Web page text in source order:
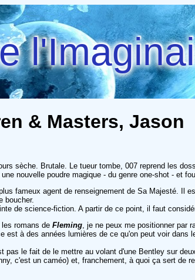
& Masters, Jason
sèche. Brutale. Le tueur tombe, 007 reprend les
nouvelle poudre magique - du genre one-shot - et
fameux agent de renseignement de Sa Majesté. Il
boucher.
de science-fiction. A partir de ce point, il faut
romans de Fleming , je ne peux me positionner par
à des années lumières de ce qu'on peut voir
pas le fait de le mettre au volant d'une Bentley sur
c'est un caméo) et, franchement, à quoi ça sert